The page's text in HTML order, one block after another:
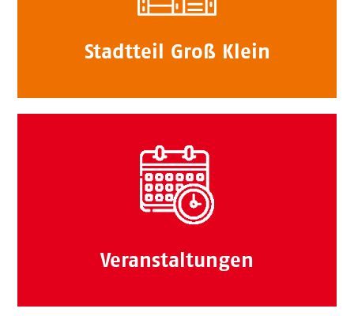
Stadtteil Groß Klein
Veranstaltungen